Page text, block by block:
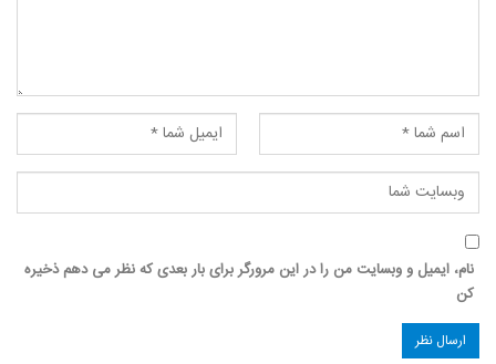
نام، ایمیل و وبسایت من را در این مرورگر برای بار بعدی که نظر می دهم ذخیره
کن